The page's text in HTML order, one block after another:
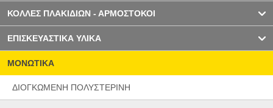
ΚΟΛΛΕΣ ΠΛΑΚΙΔΙΩΝ - ΑΡΜΟΣΤΟΚΟΙ
ΕΠΙΣΚΕΥΑΣΤΙΚΑ ΥΛΙΚΑ
ΜΟΝΩΤΙΚΑ
ΔΙΟΓΚΩΜΕΝΗ ΠΟΛΥΣΤΕΡΙΝΗ